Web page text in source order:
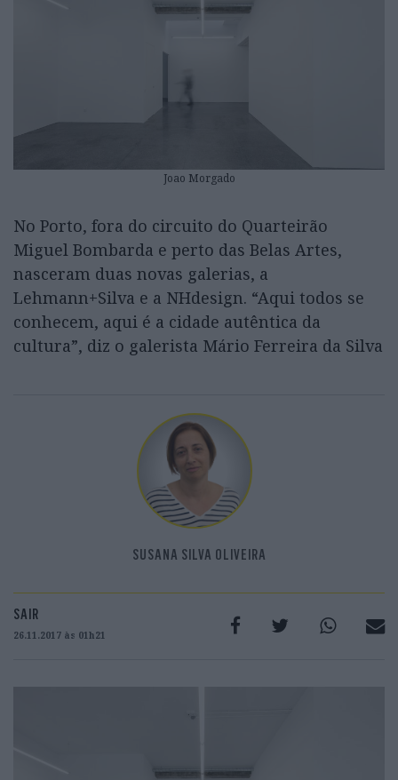
Joao Morgado
No Porto, fora do circuito do Quarteirão
Miguel Bombarda e perto das Belas Artes,
nasceram duas novas galerias, a
Lehmann+Silva e a NHdesign. “Aqui todos se
conhecem, aqui é a cidade autêntica da
cultura”, diz o galerista Mário Ferreira da Silva
SUSANA SILVA OLIVEIRA
SAIR
26.11.2017 às 01h21